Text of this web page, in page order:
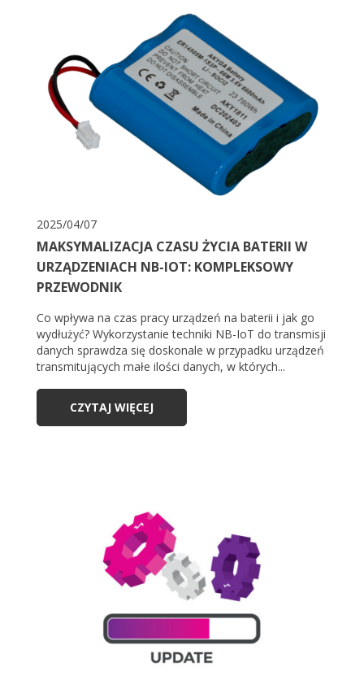
2025/04/07
MAKSYMALIZACJA CZASU ŻYCIA BATERII W
URZĄDZENIACH NB-IOT: KOMPLEKSOWY
PRZEWODNIK
Co wpływa na czas pracy urządzeń na baterii i jak go
wydłużyć? Wykorzystanie techniki NB-IoT do transmisji
danych sprawdza się doskonale w przypadku urządzeń
transmitujących małe ilości danych, w których...
CZYTAJ WIĘCEJ